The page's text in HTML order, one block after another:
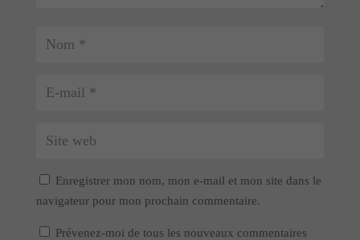
Enregistrer mon nom, mon e-mail et mon site dans le
navigateur pour mon prochain commentaire.
Prévenez-moi de tous les nouveaux commentaires